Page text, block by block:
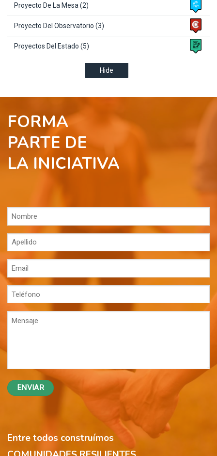
Proyecto De La Mesa (2)
Proyecto Del Observatorio (3)
Proyectos Del Estado (5)
Hide
FORMA
PARTE DE
LA INICIATIVA
Nombre
(Obligatorio)
Apellido
(Obligatorio)
Email
(Obligatorio)
Teléfono
(Obligatorio)
Mensaje
Entre todos construímos